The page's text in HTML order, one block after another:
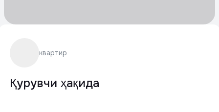
квартир
Қурувчи ҳақида